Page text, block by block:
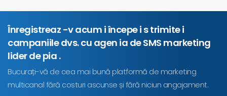
Înregistreaz -v acum i începe i s trimite i
campaniile dvs. cu agen ia de SMS marketing
lider de pia .
Bucurați-vă de cea mai bună platformă de marketing
multicanal fără costuri ascunse și fără niciun angajament.